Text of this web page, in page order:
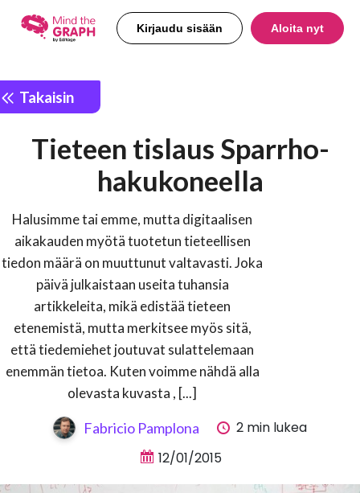
Kirjaudu sisään Aloita nyt
Takaisin
Tieteen tislaus Sparrho-
hakukoneella
Halusimme tai emme, mutta digitaalisen
aikakauden myötä tuotetun tieteellisen
tiedon määrä on muuttunut valtavasti. Joka
päivä julkaistaan useita tuhansia
artikkeleita, mikä edistää tieteen
etenemistä, mutta merkitsee myös sitä,
että tiedemiehet joutuvat sulattelemaan
enemmän tietoa. Kuten voimme nähdä alla
olevasta kuvasta , [...]
Fabricio Pamplona
2 min lukea
12/01/2015